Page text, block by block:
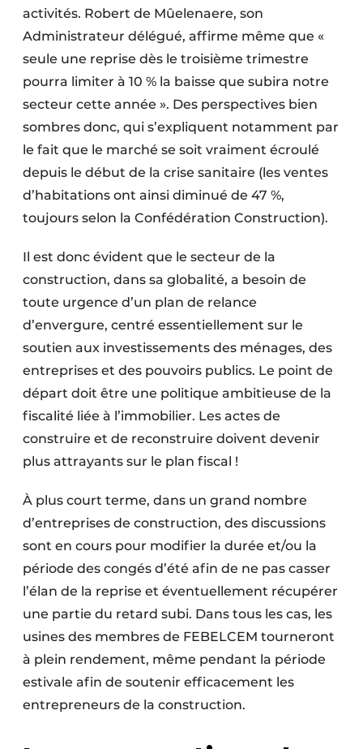
activités. Robert de Mûelenaere, son
Administrateur délégué, affirme même que «
seule une reprise dès le troisième trimestre
pourra limiter à 10 % la baisse que subira notre
secteur cette année ». Des perspectives bien
sombres donc, qui s’expliquent notamment par
le fait que le marché se soit vraiment écroulé
depuis le début de la crise sanitaire (les ventes
d’habitations ont ainsi diminué de 47 %,
toujours selon la Confédération Construction).
Il est donc évident que le secteur de la
construction, dans sa globalité, a besoin de
toute urgence d’un plan de relance
d’envergure, centré essentiellement sur le
soutien aux investissements des ménages, des
entreprises et des pouvoirs publics. Le point de
départ doit être une politique ambitieuse de la
fiscalité liée à l’immobilier. Les actes de
construire et de reconstruire doivent devenir
plus attrayants sur le plan fiscal !
À plus court terme, dans un grand nombre
d’entreprises de construction, des discussions
sont en cours pour modifier la durée et/ou la
période des congés d’été afin de ne pas casser
l’élan de la reprise et éventuellement récupérer
une partie du retard subi. Dans tous les cas, les
usines des membres de FEBELCEM tourneront
à plein rendement, même pendant la période
estivale afin de soutenir efficacement les
entrepreneurs de la construction.